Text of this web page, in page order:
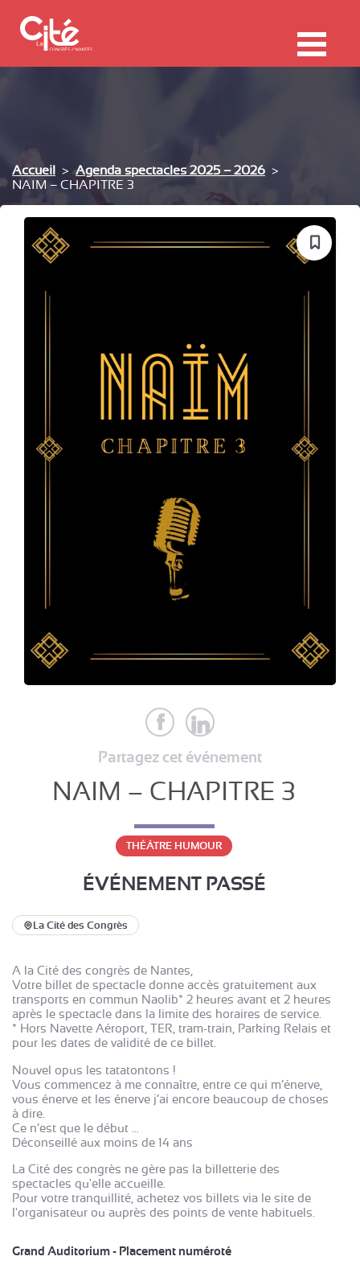
Accueil
Agenda spectacles 2025 – 2026
NAIM – CHAPITRE 3
Partagez cet événement
NAIM – CHAPITRE 3
THÉÂTRE HUMOUR
ÉVÉNEMENT PASSÉ
La Cité des Congrès
A la Cité des congrès de Nantes,
Votre billet de spectacle donne accès gratuitement aux
transports en commun Naolib* 2 heures avant et 2 heures
après le spectacle dans la limite des horaires de service.
* Hors Navette Aéroport, TER, tram-train, Parking Relais et
pour les dates de validité de ce billet.
Nouvel opus les tatatontons !
Vous commencez à me connaître, entre ce qui m’énerve,
vous énerve et les énerve j’ai encore beaucoup de choses
à dire.
Ce n’est que le début …
Déconseillé aux moins de 14 ans
La Cité des congrès ne gère pas la billetterie des
spectacles qu'elle accueille.
Pour votre tranquillité, achetez vos billets via le site de
l'organisateur ou auprès des points de vente habituels.
Grand Auditorium - Placement numéroté